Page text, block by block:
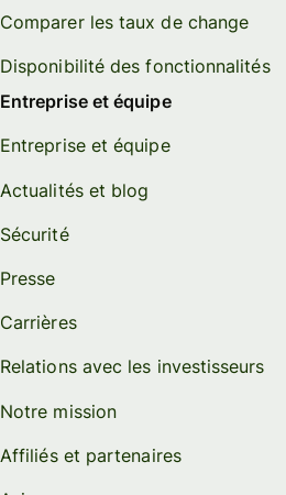
Comparer les taux de change
Disponibilité des fonctionnalités
Entreprise et équipe
Entreprise et équipe
Actualités et blog
Sécurité
Presse
Carrières
Relations avec les investisseurs
Notre mission
Affiliés et partenaires